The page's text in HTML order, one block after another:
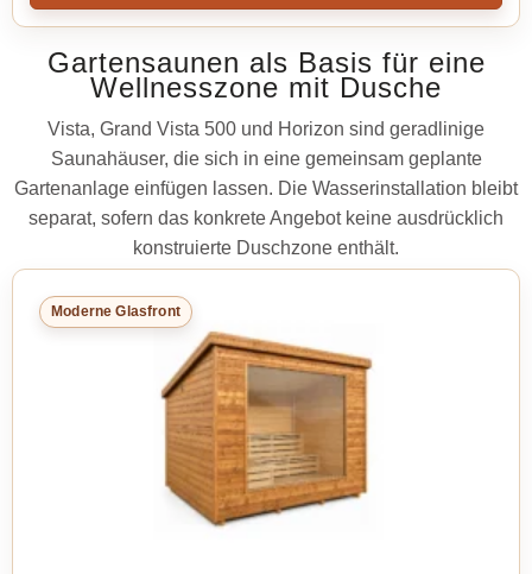
Gartensaunen als Basis für eine
Wellnesszone mit Dusche
Vista, Grand Vista 500 und Horizon sind geradlinige
Saunahäuser, die sich in eine gemeinsam geplante
Gartenanlage einfügen lassen. Die Wasserinstallation bleibt
separat, sofern das konkrete Angebot keine ausdrücklich
konstruierte Duschzone enthält.
Moderne Glasfront